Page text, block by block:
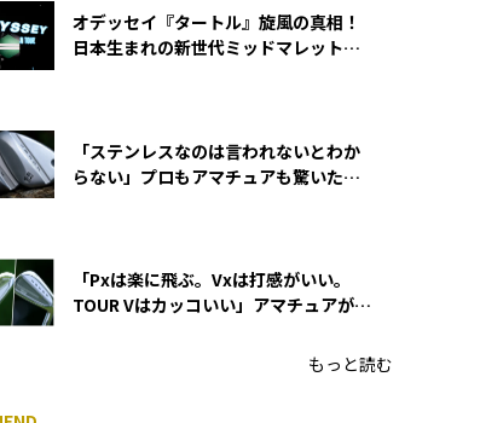
オデッセイ『タートル』旋風の真相！
日本生まれの新世代ミッドマレットが
「ステンレスなのは言われないとわか
らない」プロもアマチュアも驚いた
「Pxは楽に飛ぶ。Vxは打感がいい。
TOUR Vはカッコいい」アマチュアが選
もっと読む